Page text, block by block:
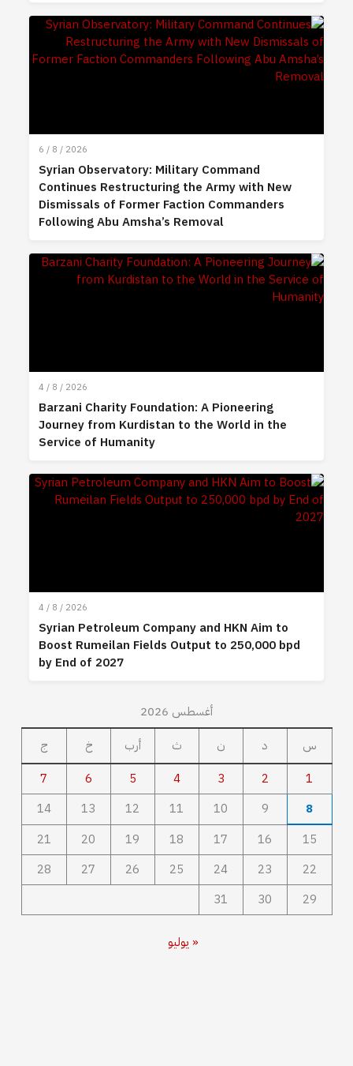
6 / 8 / 2026
Syrian Observatory: Military Command
Continues Restructuring the Army with New
Dismissals of Former Faction Commanders
Following Abu Amsha’s Removal
4 / 8 / 2026
Barzani Charity Foundation: A Pioneering
Journey from Kurdistan to the World in the
Service of Humanity
4 / 8 / 2026
Syrian Petroleum Company and HKN Aim to
Boost Rumeilan Fields Output to 250,000 bpd
by End of 2027
أغسطس 2026
س
ن ث أرب خ
ج
1
2
3
4
5
6
7
8
9
10
11
12
13
14
15
16
17
18
19
20
21
22
23
24
25
26
27
28
29
30
31
« يوليو